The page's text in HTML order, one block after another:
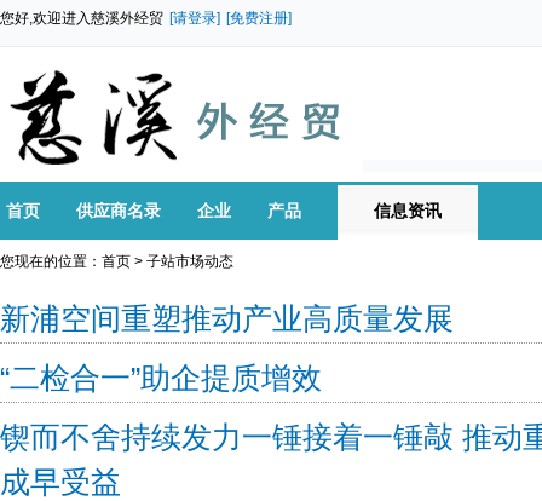
您好,欢迎进入慈溪外经贸 [请登录] [免费注册]
首页 供应商名录 企业 产品 信息资讯
您现在的位置： 首页 > 子站市场动态
新浦空间重塑推动产业高质量发展
“二检合一”助企提质增效
锲而不舍持续发力一锤接着一锤敲 推动
成早受益